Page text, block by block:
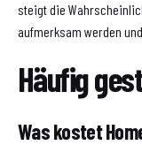
steigt die
aufmerksam werden
Häufig
Was kostet